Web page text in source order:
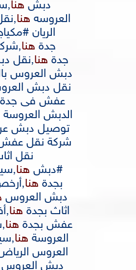
دبش هنا,
العروسه هنا,
الريان
جدة هنا,
جدة هنا,نقل
دبش العروس
نقل دبش
عفش فى جدة
الدبش العروسة
توصيل دبش
شركة نقل
نقل
#دبش هنا,
بجدة هنا,
دبش العروس
اثاث بجدة هنا,
عفش بجدة هنا,
العروسة هنا,
العروس
دبش العروس